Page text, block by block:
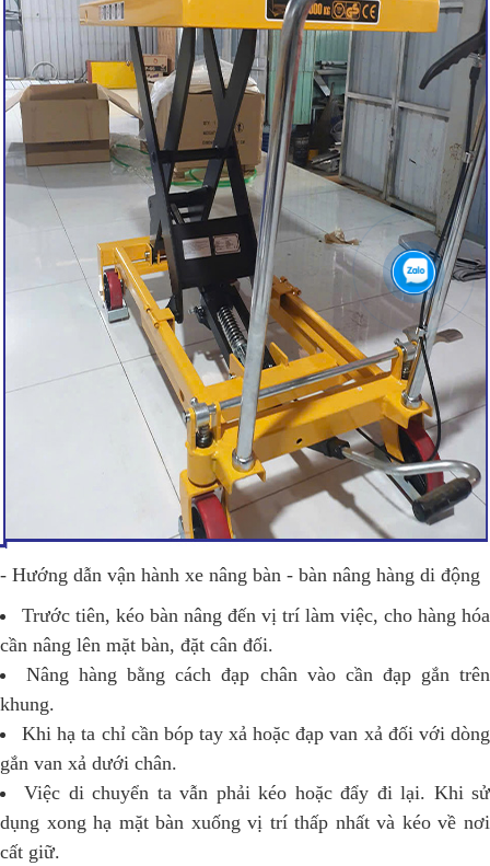
- Hướng dẫn vận hành xe nâng bàn - bàn nâng hàng di động
Trước tiên, kéo bàn nâng đến vị trí làm việc, cho hàng hóa
cần nâng lên mặt bàn, đặt cân đối.
Nâng hàng bằng cách đạp chân vào cần đạp gắn trên
khung.
Khi hạ ta chỉ cần bóp tay xả hoặc đạp van xả đối với dòng
gắn van xả dưới chân.
Việc di chuyển ta vẫn phải kéo hoặc đẩy đi lại. Khi sử
dụng xong hạ mặt bàn xuống vị trí thấp nhất và kéo về nơi
cất giữ.